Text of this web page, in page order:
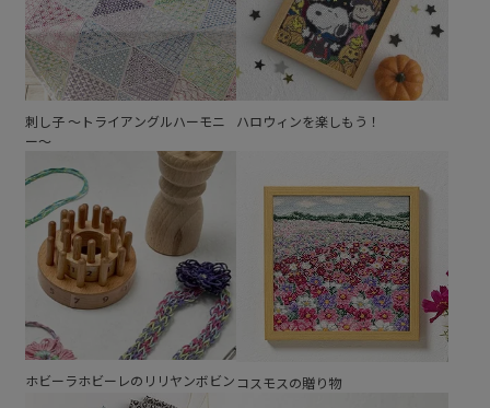
刺し子 ～トライアングルハーモニ
ー～
ハロウィンを楽しもう！
ホビーラホビーレのリリヤンボビン コスモスの贈り物